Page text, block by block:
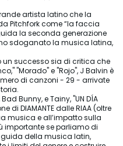
artista latino che la
Pitchfork come “la faccia
la seconda generazione
sdoganato la musica latina,
un successo sia di critica che
"Morado" e "Rojo", J Balvin è
di canzoni - 29 - arrivate
Bunny, e Tainy, "UN DÍA
di DIAMANTE dalle RIAA (oltre
musica e all’impatto sulla
importante se parliamo di
della musica latin,